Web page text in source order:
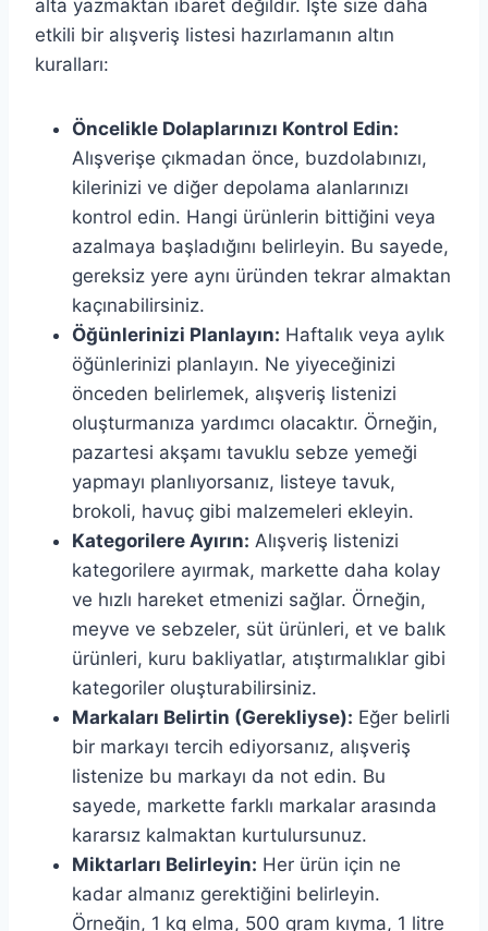
alta yazmaktan ibaret değildir. İşte size daha
etkili bir alışveriş listesi hazırlamanın altın
kuralları:
Öncelikle Dolaplarınızı Kontrol Edin:
Alışverişe çıkmadan önce, buzdolabınızı,
kilerinizi ve diğer depolama alanlarınızı
kontrol edin. Hangi ürünlerin bittiğini veya
azalmaya başladığını belirleyin. Bu sayede,
gereksiz yere aynı üründen tekrar almaktan
kaçınabilirsiniz.
Öğünlerinizi Planlayın: Haftalık veya aylık
öğünlerinizi planlayın. Ne yiyeceğinizi
önceden belirlemek, alışveriş listenizi
oluşturmanıza yardımcı olacaktır. Örneğin,
pazartesi akşamı tavuklu sebze yemeği
yapmayı planlıyorsanız, listeye tavuk,
brokoli, havuç gibi malzemeleri ekleyin.
Kategorilere Ayırın: Alışveriş listenizi
kategorilere ayırmak, markette daha kolay
ve hızlı hareket etmenizi sağlar. Örneğin,
meyve ve sebzeler, süt ürünleri, et ve balık
ürünleri, kuru bakliyatlar, atıştırmalıklar gibi
kategoriler oluşturabilirsiniz.
Markaları Belirtin (Gerekliyse): Eğer belirli
bir markayı tercih ediyorsanız, alışveriş
listenize bu markayı da not edin. Bu
sayede, markette farklı markalar arasında
kararsız kalmaktan kurtulursunuz.
Miktarları Belirleyin: Her ürün için ne
kadar almanız gerektiğini belirleyin.
Örneğin, 1 kg elma, 500 gram kıyma, 1 litre